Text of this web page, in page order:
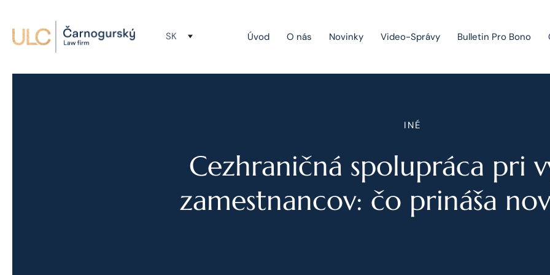
SK Úvod O nás Novinky Video-Správy Bulletin Pro Bono
Fúzie a akvizície
Právo obchodných spoločností
Právo hospodárskej súťaže
INÉ
Cezhraničná spolupráca pri
zamestnancov: čo prináša